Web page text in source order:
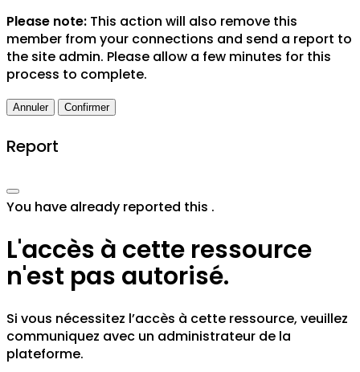
Please note: This action will also remove this
member from your connections and send a report to
the site admin. Please allow a few minutes for this
process to complete.
Confirmer
Report
You have already reported this .
L'accès à cette ressource
n'est pas autorisé.
Si vous nécessitez l’accès à cette ressource, veuillez
communiquez avec un administrateur de la
plateforme.